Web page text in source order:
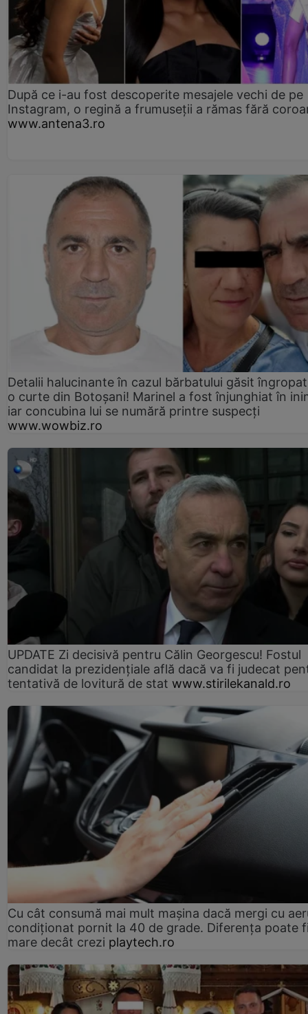
După ce i-au fost descoperite mesajele vechi de pe
Instagram, o regină a frumuseții a rămas fără
www.antena3.ro
Detalii halucinante în cazul bărbatului găsit
o curte din Botoșani! Marinel a fost înjunghiat în
iar concubina lui se numără printre suspecți
www.wowbiz.ro
UPDATE Zi decisivă pentru Călin Georgescu! Fostul
candidat la prezidențiale află dacă va fi judecat
tentativă de lovitură de stat www.stirilekanald.ro
Cu cât consumă mai mult mașina dacă mergi cu
condiționat pornit la 40 de grade. Diferența poate
mare decât crezi playtech.ro